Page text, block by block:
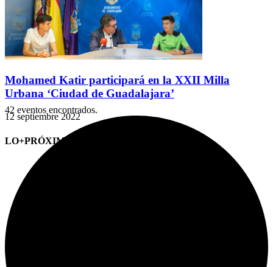
Mohamed Katir participará en la XXII Milla
Urbana ‘Ciudad de Guadalajara’
12 septiembre 2022
LO+PRÓXIMO (CITAS)
42 eventos encontrados.